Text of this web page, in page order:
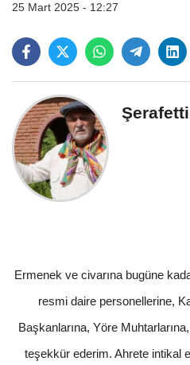
25 Mart 2025 - 12:27
Ermenek ve civarına bugüne
resmi daire personellerine,
Başkanlarına, Yöre
teşekkür ederim. Ahrete intikal